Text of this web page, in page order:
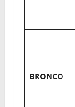
BRONCO